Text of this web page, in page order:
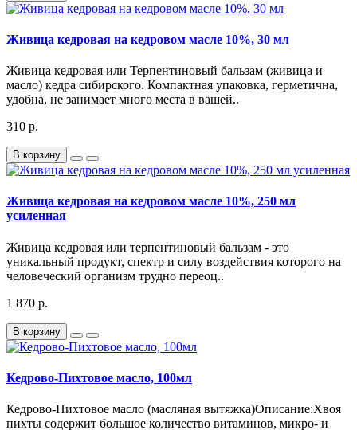
Живица кедровая на кедровом масле 10%, 30 мл
Живица кедровая или Терпентиновый бальзам (живица и
масло) кедра сибирского. Компактная упаковка, герметична,
удобна, не занимает много места в вашей..
310 р.
В корзину
Живица кедровая на кедровом масле 10%, 250 мл
усиленная
Живица кедровая или терпентиновый бальзам - это
уникальный продукт, спектр и силу воздействия которого на
человеческий организм трудно переоц..
1 870 р.
В корзину
Кедрово-Пихтовое масло, 100мл
Кедрово-Пихтовое масло (масляная вытяжка)Описание:Хвоя
пихты содержит большое количество витаминов, микро- и